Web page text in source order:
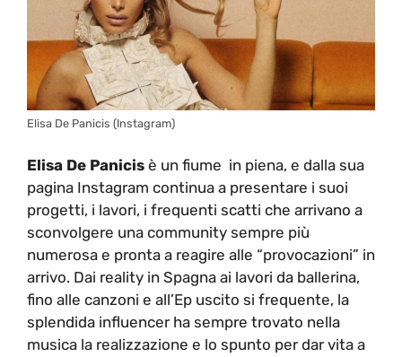
Elisa De Panicis (Instagram)
Elisa De Panicis è un fiume in piena, e dalla sua
pagina Instagram continua a presentare i suoi
progetti, i lavori, i frequenti scatti che arrivano a
sconvolgere una community sempre più
numerosa e pronta a reagire alle “provocazioni” in
arrivo. Dai reality in Spagna ai lavori da ballerina,
fino alle canzoni e all’Ep uscito si frequente, la
splendida influencer ha sempre trovato nella
musica la realizzazione e lo spunto per dar vita a